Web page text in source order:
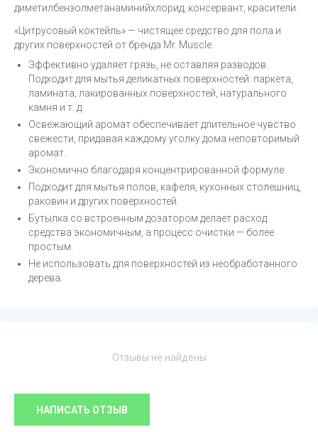
диметилбензолметанаминийхлорид, консервант, красители.
«Цитрусовый коктейль» — чистящее средство для пола и
других поверхностей от бренда Mr. Muscle.
Эффективно удаляет грязь, не оставляя разводов.
Подходит для мытья деликатных поверхностей: паркета,
ламината, лакированных поверхностей, натурального
камня и т. д..
Освежающий аромат обеспечивает длительное чувство
свежести, придавая каждому уголку дома неповторимый
аромат.
Экономично благодаря концентрированной формуле.
Подходит для мытья полов, кафеля, кухонных столешниц,
раковин и других поверхностей.
Бутылка со встроенным дозатором делает расход
средства экономичным, а процесс очистки — более
простым.
Не использовать для поверхностей из необработанного
дерева.
Отзывы не найдены
НАПИСАТЬ ОТЗЫВ